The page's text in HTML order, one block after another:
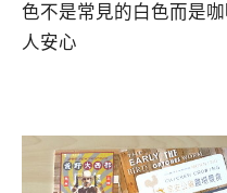
色不是常見的白色而是
人安心